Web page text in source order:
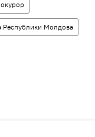
Республики Молдова